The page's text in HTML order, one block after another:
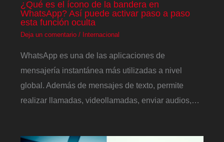
¿Qué es el ícono de la bandera en
WhatsApp? Así puede activar paso a paso
esta función oculta
Deja un comentario / Internacional
WhatsApp es una de las aplicaciones de
mensajería instantánea más utilizadas a nivel
global. Además de mensajes de texto, permite
realizar llamadas, videollamadas, enviar audios,…